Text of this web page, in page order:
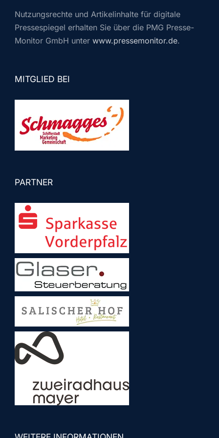
Nutzungsrechte und Artikelinhalte für digitale
Pressespiegel erhalten Sie über die PMG Presse-
Monitor GmbH unter www.pressemonitor.de.
MITGLIED BEI
PARTNER